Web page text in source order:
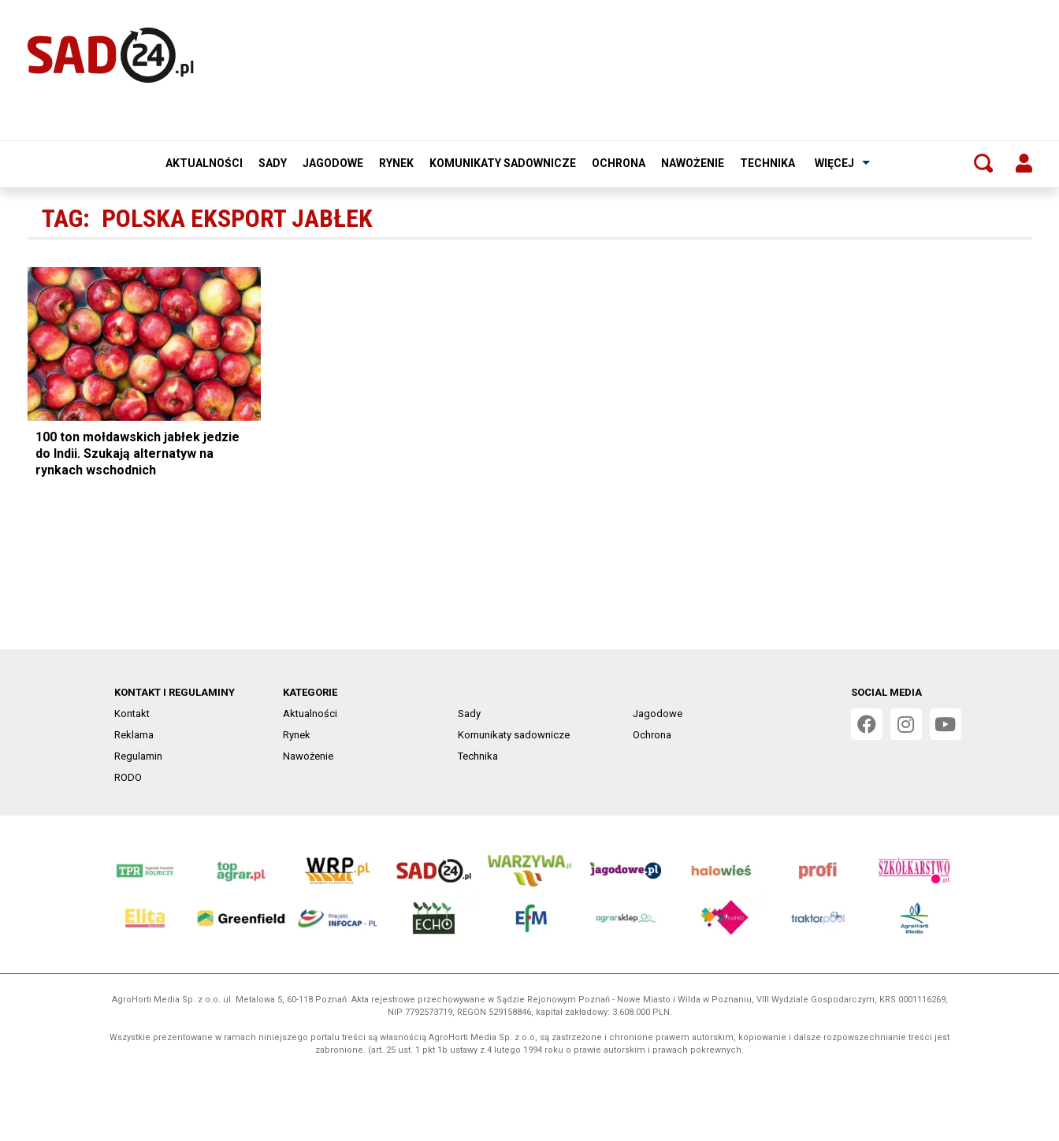
AKTUALNOŚCI SADY JAGODOWE RYNEK KOMUNIKATY SADOWNICZE OCHRONA NAWOŻENIE TECHNIKA WIĘCEJ
TAG: POLSKA EKSPORT JABŁEK
100 ton mołdawskich jabłek jedzie
do Indii. Szukają alternatyw na
rynkach wschodnich
KONTAKT I REGULAMINY
Kontakt
Reklama
Regulamin
RODO
KATEGORIE
Aktualności
Sady
Jagodowe
Rynek
Komunikaty sadownicze
Ochrona
Nawożenie
Technika
SOCIAL MEDIA
AgroHorti Media Sp. z o.o. ul. Metalowa 5, 60-118 Poznań. Akta rejestrowe przechowywane w Sądzie Rejonowym Poznań - Nowe Miasto i Wilda w Poznaniu, VIII Wydziale Gospodarczym, KRS 0001116269,
NIP 7792573719, REGON 529158846, kapitał zakładowy: 3.608.000 PLN.
Wszystkie prezentowane w ramach niniejszego portalu treści są własnością AgroHorti Media Sp. z o.o, są zastrzeżone i chronione prawem autorskim, kopiowanie i dalsze rozpowszechnianie treści jest
zabronione. (art. 25 ust. 1 pkt 1b ustawy z 4 lutego 1994 roku o prawie autorskim i prawach pokrewnych.